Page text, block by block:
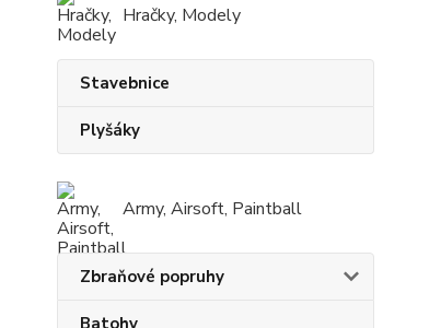
Hračky, Modely
Stavebnice
Plyšáky
Army, Airsoft, Paintball
Zbraňové popruhy
Batohy